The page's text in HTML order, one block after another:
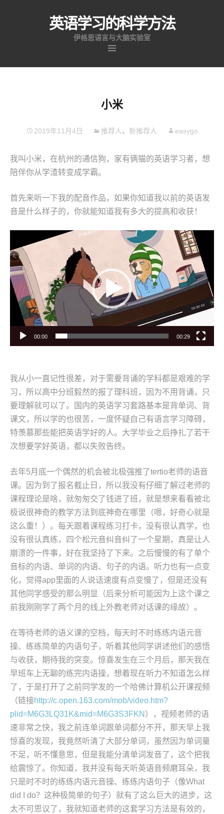
英语学习的科学方法
伊格思语言与大脑实验室
容
小米
2019年11月4日 推荐人 、 新推荐人 easygo
我叫小米，在杭州的通信狗，家有俩猫的英语学习者，想
陪伴你从学渣转变成学霸。
首先来听一下我的配音作品，如果你知道我以前的英语发
音是什么样子的，你就能知道我有多大的提高和收获！
频
播
放
器
00:00 00:29
我从小一直记性很差，对于需要背诵的学科都是艰难的学
习，所以高中分班毅然的报了理科班，因为不用背诵，只
要理解就可以了。国内的英语学习套路基本是背单词、背
课文，所以学的也很苦，一度怀疑自己有语言学习障碍，
特羡慕那些能把英语学好的人。大学毕业之后挣扎了若干
次想要学好英语，都以失败告终。
去年5月底一个偶然的机会被北极强推了tertio老师的语音
课。因为到了报名截止日，所以我没有仔细了解过老师的
课程理论是啥，就匆匆交了钱进了班，就是想来看看被北
极说很神奇的教学方法到底神奇在哪里（嗯，好奇心就是
这么重！）。每天跟着课程练习打卡，没有很认真学，也
没有很认真练，四个松元音纠音纠了一个星期，真是让人
崩溃的一件事，好在我坚持了下来。之后慢慢的有了单个
音标的内语、单词的内语、句子的内语。听力也有一点变
化，觉得app里面的人说话速度有点变慢了，但是还没有
其他同学感受的那么明显（后来分析可能因为上这个课之
前我刚刚学了两个月的线上外教老师对话课的缘故）。
在等待老师的语义课的空档，每天时不时练练内语元音
操、练练简单的内语句子，听着其他同学讲述他们的感悟
与收获，期待我的突变。惊喜发生在三个月后，那天我在
早班车上无聊的练完内语操，想着现在听力不知道怎么样
了，于是打开了之前同学发的一个哈佛计算机公开课视频
（链接http://c.open.163.com/mob/video.htm?
plid=M6G3LQ31K&mid=M6G3S3FKN ），视频老师的语
速非常之快，我之前连单词跟单词都分不开，那天早上我
惊喜的发现，我竟然听清了大部分单词，虽然因为单词量
不足，听不懂意思，但是我能分清单词发音了，这个把我
给震惊了。你知道，我并没有每天听英语音频磨耳朵，我
只是时不时的练练内语元音操、练练内语句子（像What
did I do？这种极简单的句子）就有了这么巨大的进步，这
太不可思议了，我就知道老师的这套学习方法是有效的，